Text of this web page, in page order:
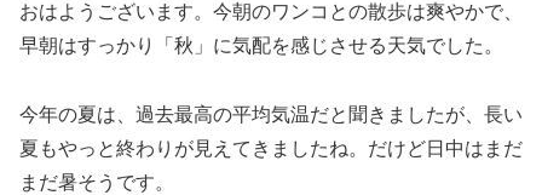
おはようございます。今朝のワンコとの散歩は爽やかで、
早朝はすっかり「秋」に気配を感じさせる天気でした。
今年の夏は、過去最高の平均気温だと聞きましたが、長い
夏もやっと終わりが見えてきましたね。だけど日中はまだ
まだ暑そうです。